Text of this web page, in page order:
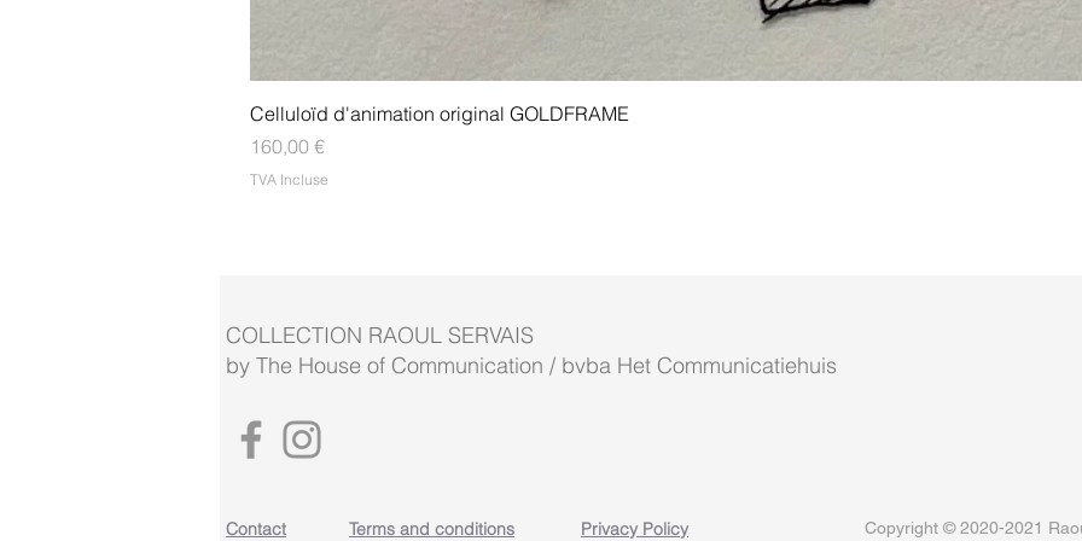
Celluloïd d'animation original GOLDFRAME
Prix
160,00 €
TVA Incluse
COLLECTION RAOUL SERVAIS
by The House of Communication / bvba Het Communicatiehuis
Contact Terms and conditions Privacy Policy Copyright © 2020-2021